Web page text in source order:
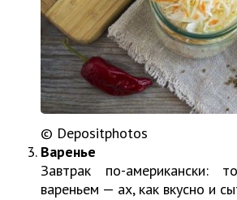
© Depositphotos
Варенье
Завтрак по-
вареньем — ах, как вкусно и